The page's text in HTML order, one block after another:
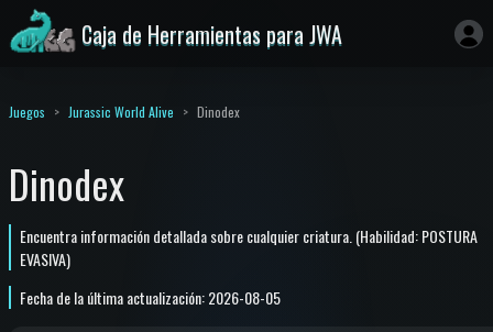
Caja de Herramientas para JWA
Juegos Jurassic World Alive Dinodex
Dinodex
Encuentra información detallada sobre cualquier criatura. (Habilidad: POSTURA
EVASIVA)
Fecha de la última actualización: 2026-08-05